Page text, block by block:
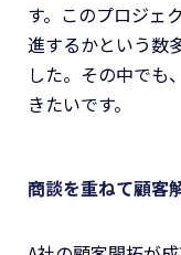
す。このプロジェ
進するかという数
した。その中でも
きたいです。
商談を重ねて顧客